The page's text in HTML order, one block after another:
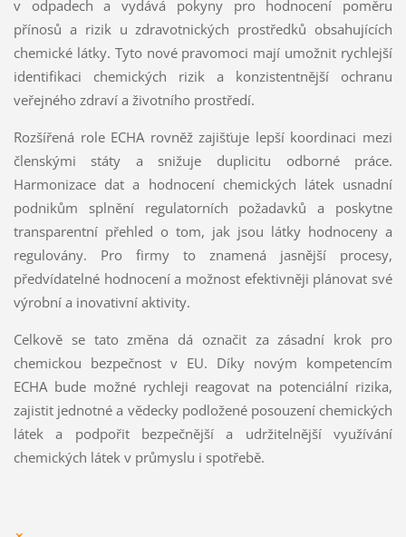
v odpadech a vydává pokyny pro hodnocení poměru
přínosů a rizik u zdravotnických prostředků obsahujících
chemické látky. Tyto nové pravomoci mají umožnit rychlejší
identifikaci chemických rizik a konzistentnější ochranu
veřejného zdraví a životního prostředí.
Rozšířená role ECHA rovněž zajišťuje lepší koordinaci mezi
členskými státy a snižuje duplicitu odborné práce.
Harmonizace dat a hodnocení chemických látek usnadní
podnikům splnění regulatorních požadavků a poskytne
transparentní přehled o tom, jak jsou látky hodnoceny a
regulovány. Pro firmy to znamená jasnější procesy,
předvídatelné hodnocení a možnost efektivněji plánovat své
výrobní a inovativní aktivity.
Celkově se tato změna dá označit za zásadní krok pro
chemickou bezpečnost v EU. Díky novým kompetencím
ECHA bude možné rychleji reagovat na potenciální rizika,
zajistit jednotné a vědecky podložené posouzení chemických
látek a podpořit bezpečnější a udržitelnější využívání
chemických látek v průmyslu i spotřebě.